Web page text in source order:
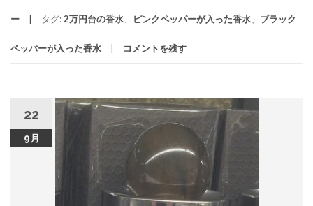
ー タグ:2万円台の香水、 ピンクペッパーが入った香水、 ブラック
ペッパーが入った香水 コメントを残す
22
9月